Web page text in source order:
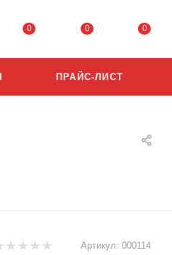
0 0 0
ПРАЙС-ЛИСТ
Артикул: 000114